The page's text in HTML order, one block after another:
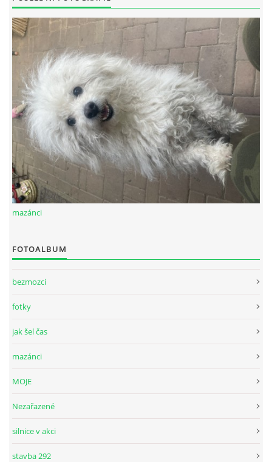
mazánci
FOTOALBUM
bezmozci
fotky
jak šel čas
mazánci
MOJE
Nezařazené
silnice v akci
stavba 292